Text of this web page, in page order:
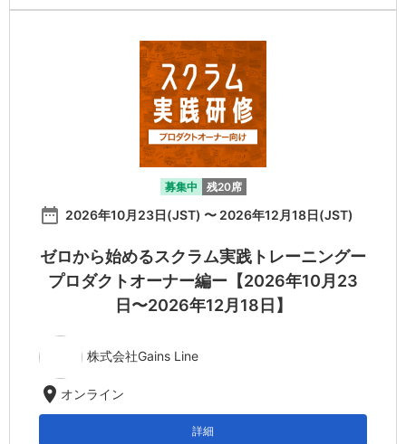
募集中 残20席
date_range 2026年10月23日(JST) 〜 2026年12月18日(JST)
ゼロから始めるスクラム実践トレーニングー
プロダクトオーナー編ー【2026年10月23
日〜2026年12月18日】
株式会社Gains Line
location_on オンライン
詳細